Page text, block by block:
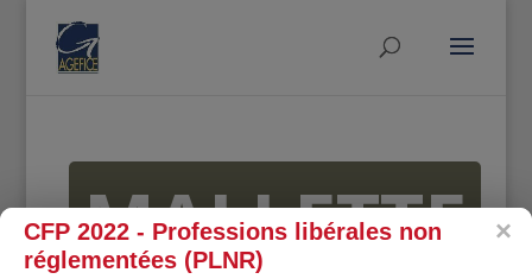
MALLETTE
CFP 2022 - Professions libérales non
réglementées (PLNR)